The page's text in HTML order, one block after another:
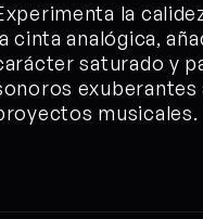
la
cinta analógica,
saturado y
exuberantes
musicales.